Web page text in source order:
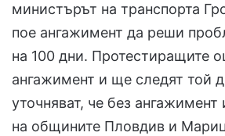
министърът на транспорта
пое ангажимент да реши
на 100 дни. Протестиращите
ангажимент и ще следят той
уточняват, че без ангажимент
на общините Пловдив и